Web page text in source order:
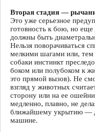
Вторая стадия —
Это уже серьезное
готовность к бою, но
должны быть
Нельзя поворачиваться
мелкими шагами или, тем
собаки инстинкт
боком или полубоком к
это прямой вызов). Не
взгляд у животных
сторону или на ее
медленно, плавно, не
ближайшему укрытию —
машине.